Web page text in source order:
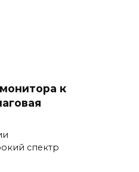
к
спектр